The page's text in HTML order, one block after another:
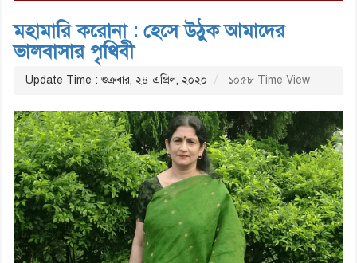
মহামারি করোনা : হেসে উঠুক আমাদের
ভালবাসার পৃথিবী
Update Time : শুক্রবার, ২৪ এপ্রিল, ২০২০ ১০৫৮ Time View